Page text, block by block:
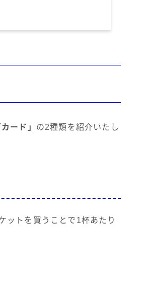
ード」 の2種類を紹介いたし
ットを買うことで1杯あたり